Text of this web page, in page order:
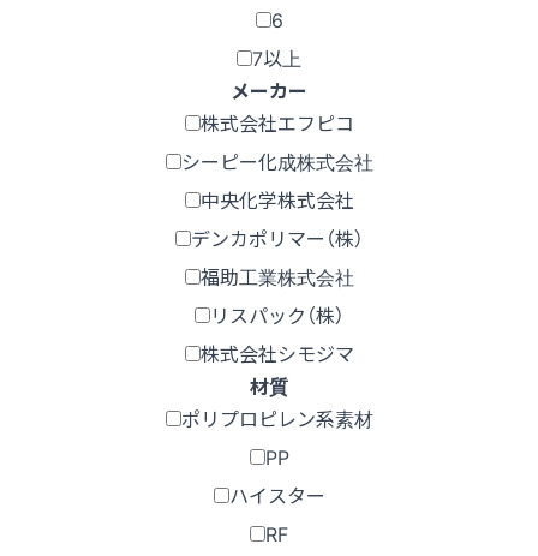
6
7以上
メーカー
株式会社エフピコ
シーピー化成株式会社
中央化学株式会社
デンカポリマー（株）
福助工業株式会社
リスパック（株）
株式会社シモジマ
材質
ポリプロピレン系素材
PP
ハイスター
RF